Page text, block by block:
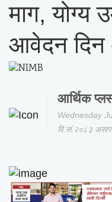
माग, योग्य
आवेदन
आर्थिक
Wednesday
वि.सं.२०८३